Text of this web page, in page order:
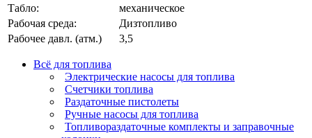
Табло:
механическое
Рабочая среда:
Дизтопливо
Рабочее давл. (атм.)
3,5
Всё для топлива
Электрические насосы для топлива
Счетчики топлива
Раздаточные пистолеты
Ручные насосы для топлива
Топливораздаточные комплекты и заправочные